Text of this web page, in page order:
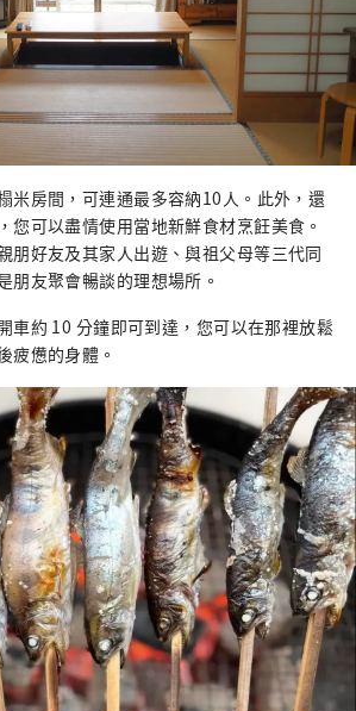
米房間，可連通最多容納10人。此外，還
您可以盡情使用當地新鮮食材烹飪美食。
朋好友及其家人出遊、與祖父母等三代同
朋友聚會暢談的理想場所。
車約 10 分鐘即可到達，您可以在那裡放鬆
疲憊的身體。